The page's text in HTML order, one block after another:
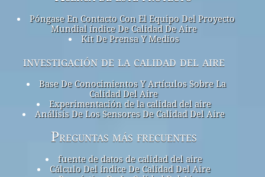
Póngase En Contacto Con El Equipo Del Proyecto
Mundial índice De Calidad De Aire
Kit De Prensa Y Medios
investigación de la calidad del aire
Base De Conocimientos Y Artículos Sobre La
Calidad Del Aire
Experimentación de la calidad del aire
Análisis De Los Sensores De Calidad Del Aire
Preguntas más frecuentes
fuente de datos de calidad del aire
Cálculo Del índice De Calidad Del Aire